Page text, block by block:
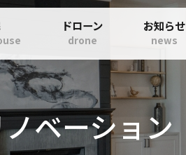
ドローン
drone
お知らせ
news
ベーション